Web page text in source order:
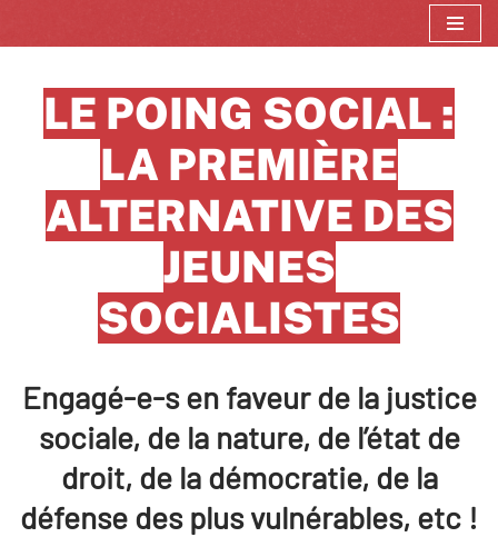
contenu
LE POING SOCIAL :
LA PREMIÈRE
ALTERNATIVE DES
JEUNES
SOCIALISTES
Engagé-e-s en faveur de la justice
sociale, de la nature, de l’état de
droit, de la démocratie, de la
défense des plus vulnérables, etc !